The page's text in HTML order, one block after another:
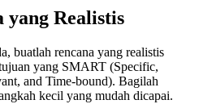
yang Realistis
buatlah rencana yang realistis
yang SMART (Specific,
and Time-bound). Bagilah
kecil yang mudah dicapai.